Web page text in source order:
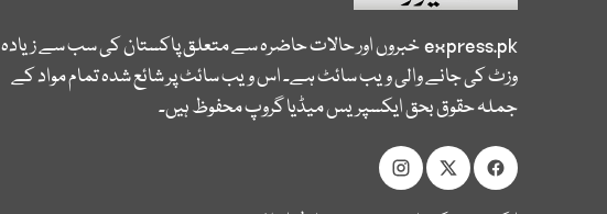
express.pkخبروں اور حالات حاضرہ سے متعلق پاکستان کی سب سے زیادہ
وزٹ کی جانے والی ویب سائٹ ہے۔ اس ویب سائٹ پر شائع شدہ تمام مواد کے
جملہ حقوق بحق ایکسپریس میڈیا گروپ محفوظ ہیں۔